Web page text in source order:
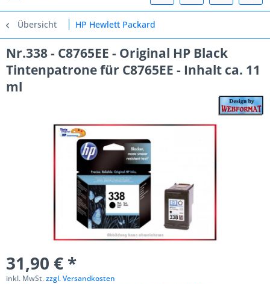
Übersicht HP Hewlett Packard
Nr.338 - C8765EE - Original HP Black
Tintenpatrone für C8765EE - Inhalt ca. 11
ml
31,90 € *
inkl. MwSt.zzgl. Versandkosten